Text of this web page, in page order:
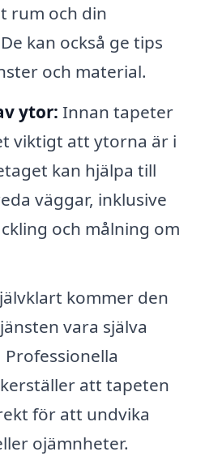
rum och din
kan också ge tips
och material.
ytor: Innan tapeter
viktigt att ytorna är i
kan hjälpa till
väggar, inklusive
och målning om
kommer den
vara själva
att tapeten
för att undvika
ojämnheter.